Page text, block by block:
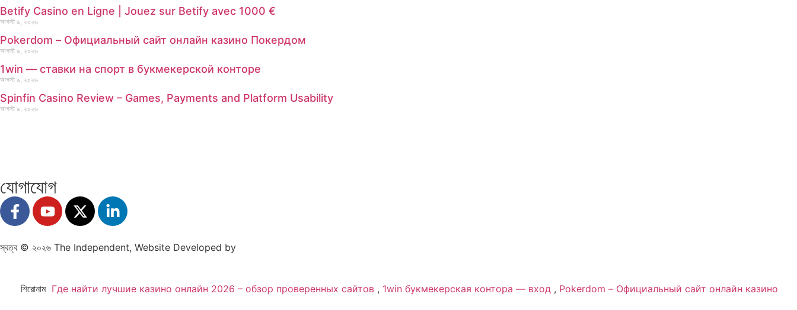
Betify Casino en Ligne | Jouez sur Betify avec 1000 €
আগস্ট ৯, ২০২৬
Pokerdom – Официальный сайт онлайн казино Покердом
আগস্ট ৯, ২০২৬
1win — ставки на спорт в букмекерской конторе
আগস্ট ৯, ২০২৬
Spinfin Casino Review – Games, Payments and Platform Usability
আগস্ট ৯, ২০২৬
যোগাযোগ
স্বত্ব © ২০২৬ The Independent, Website Developed by
শিরোনাম Где найти лучшие казино онлайн 2026 – обзор проверенных сайтов , 1win букмекерская контора — вход , Pokerdom – Официальный сайт онлайн казино